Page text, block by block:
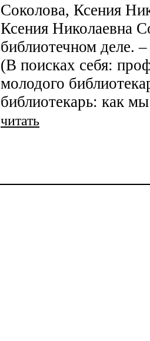
Соколова, Ксения
Ксения Николаевна
библиотечном деле.
(В поисках себя:
молодого
библиотекарь: как
читать